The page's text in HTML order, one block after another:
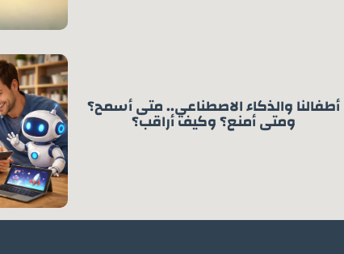
أطفالنا والذكاء الاصطناعي.. متى أسمح؟
ومتى أمنع؟ وكيف أراقب؟